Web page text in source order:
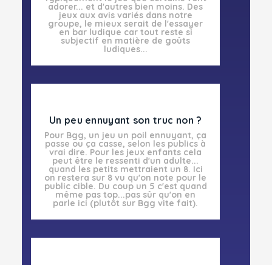
adorer... et d'autres bien moins. Des
jeux aux avis variés dans notre
groupe, le mieux serait de l'essayer
en bar ludique car tout reste si
subjectif en matière de goûts
ludiques...
Un peu ennuyant son truc non ?
Pour Bgg, un jeu un poil ennuyant, ça
passe ou ça casse, selon les publics à
vrai dire. Pour les jeux enfants cela
peut être le ressenti d'un adulte...
quand les petits mettraient un 8. Ici
on restera sur 8 vu qu'on note pour le
public cible. Du coup un 5 c'est quand
même pas top...pas sûr qu'on en
parle ici (plutôt sur Bgg vite fait).